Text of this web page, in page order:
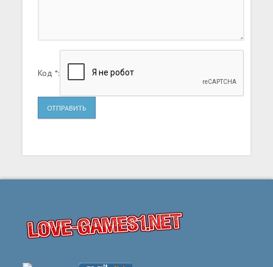
Код *:
ОТПРАВИТЬ